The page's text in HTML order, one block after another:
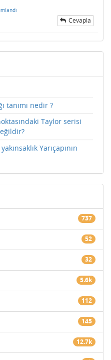
Cevapla
tanımı nedir ?
Taylor serisi
Yarıçapının
737
52
32
5.6k
112
145
12.7k